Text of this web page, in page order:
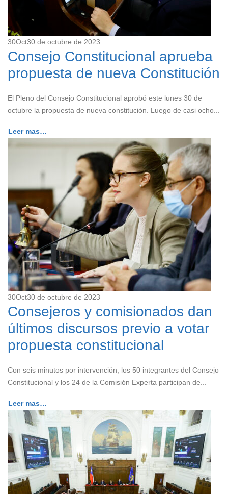
30Oct30 de octubre de 2023
Consejo Constitucional aprueba
propuesta de nueva Constitución
El Pleno del Consejo Constitucional aprobó este lunes 30 de
octubre la propuesta de nueva constitución. Luego de casi ocho...
Leer mas…
30Oct30 de octubre de 2023
Consejeros y comisionados dan
últimos discursos previo a votar
propuesta constitucional
Con seis minutos por intervención, los 50 integrantes del Consejo
Constitucional y los 24 de la Comisión Experta participan de...
Leer mas…